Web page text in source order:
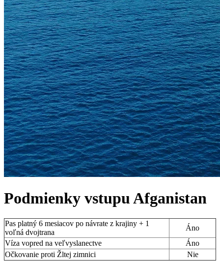
Podmienky vstupuAfganistan
Pas platný 6 mesiacov po návrate z krajiny + 1
voľná dvojtrana
Áno
Víza vopred na veľvyslanectve
Áno
Očkovanie proti Žltej zimnici
Nie